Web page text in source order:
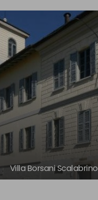
Villa Borsani Scalabrino